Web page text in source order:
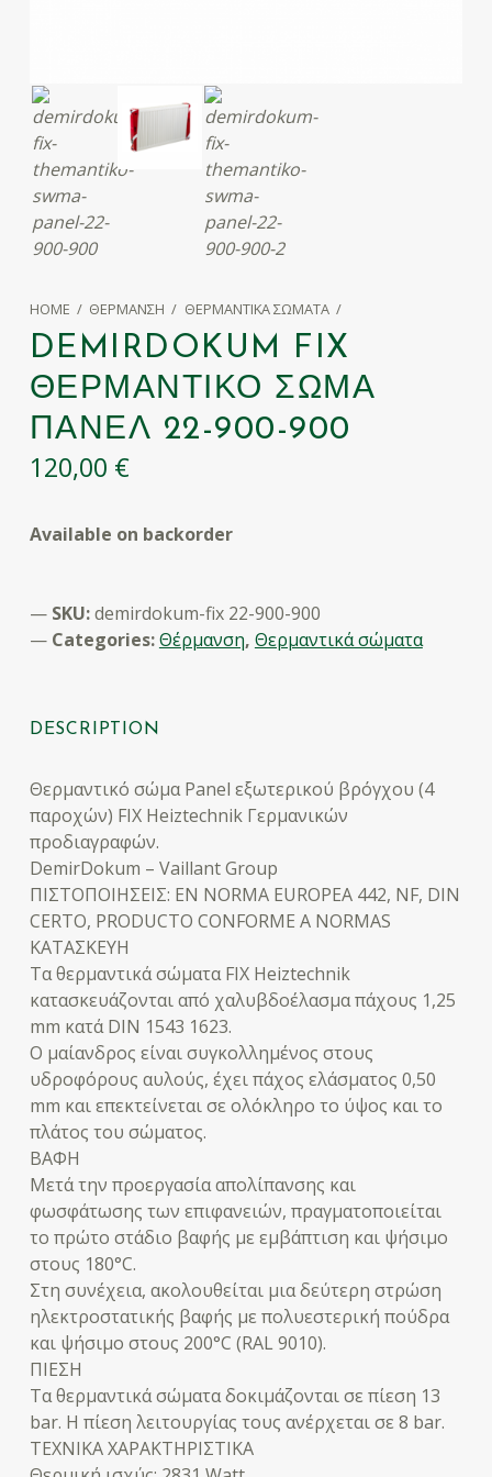
HOME / ΘΈΡΜΑΝΣΗ / ΘΕΡΜΑΝΤΙΚΆ ΣΏΜΑΤΑ /
DEMIRDOKUM FIX
ΘΕΡΜΑΝΤΙΚΌ ΣΏΜΑ
ΠΆΝΕΛ 22-900-900
120,00 €
Available on backorder
SKU:demirdokum-fix 22-900-900
Categories:Θέρμανση, Θερμαντικά σώματα
DESCRIPTION
Θερμαντικό σώμα Panel εξωτερικού βρόγχου (4
παροχών) FIX Heiztechnik Γερμανικών
προδιαγραφών.
DemirDokum – Vaillant Group
ΠΙΣΤΟΠΟΙΗΣΕΙΣ: ΕΝ NORMA EUROPEA 442, NF, DIN
CERTO, PRODUCTO CONFORME A NORMAS
ΚΑΤΑΣΚΕΥΗ
Τα θερμαντικά σώματα FIX Heiztechnik
κατασκευάζονται από χαλυβδοέλασμα πάχους 1,25
mm κατά DIN 1543 1623.
Ο μαίανδρος είναι συγκολλημένος στους
υδροφόρους αυλούς, έχει πάχος ελάσματος 0,50
mm και επεκτείνεται σε ολόκληρο το ύψος και το
πλάτος του σώματος.
ΒΑΦΗ
Μετά την προεργασία απολίπανσης και
φωσφάτωσης των επιφανειών, πραγματοποιείται
το πρώτο στάδιο βαφής με εμβάπτιση και ψήσιμο
στους 180°C.
Στη συνέχεια, ακολουθείται μια δεύτερη στρώση
ηλεκτροστατικής βαφής με πολυεστερική πούδρα
και ψήσιμο στους 200°C (RAL 9010).
ΠΙΕΣΗ
Τα θερμαντικά σώματα δοκιμάζονται σε πίεση 13
bar. Η πίεση λειτουργίας τους ανέρχεται σε 8 bar.
ΤΕΧΝΙΚΑ ΧΑΡΑΚΤΗΡΙΣΤΙΚΑ